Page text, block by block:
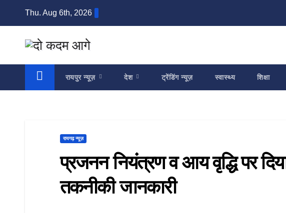
Thu. Aug 6th, 2026
रायपुर न्यूज़ देश ट्रेंडिंग न्यूज़ स्वास्थ्य शिक्षा
रायगढ़ न्यूज़
प्रजनन नियंत्रण व आय वृद्धि पर
तकनीकी जानकारी